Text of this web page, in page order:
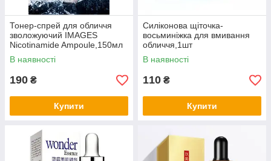
Тонер-спрей для обличчя
зволожуючий IMAGES
Niсotinаmide Ampoule,150мл
В наявності
190 ₴
Купити
Силіконова щіточка-
восьминіжка для вмивання
обличчя,1шт
В наявності
110 ₴
Купити